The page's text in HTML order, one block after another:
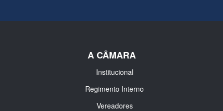
A CÂMARA
Institucional
Regimento Interno
Vereadores